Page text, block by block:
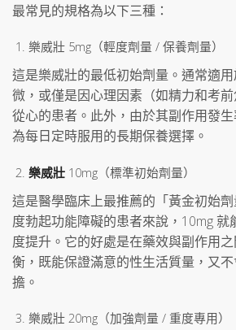
最常見的規格為以下三種：
樂威壯 5mg（輕度劑量 / 保養劑量）
這是樂威壯的最低初始劑量。通常適
微，或僅是因心理因素（如精力和考
從心的患者。此外，由於其副作用發
為每日定時服用的長期保養選擇。
樂威壯 10mg（標準初始劑量）
這是醫學臨床上最推薦的「黃金初始
度勃起功能障礙的患者來說，10mg 就
度提升。它的好處是在藥效與副作用
衡，既能保證滿意的性生活質量，又
擔。
樂威壯 20mg（加強劑量 / 重度專用）